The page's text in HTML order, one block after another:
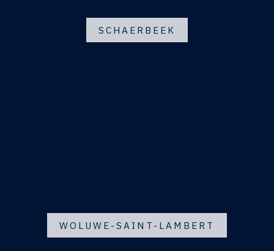
SCHAERBEEK
WOLUWE-SAINT-LAMBERT